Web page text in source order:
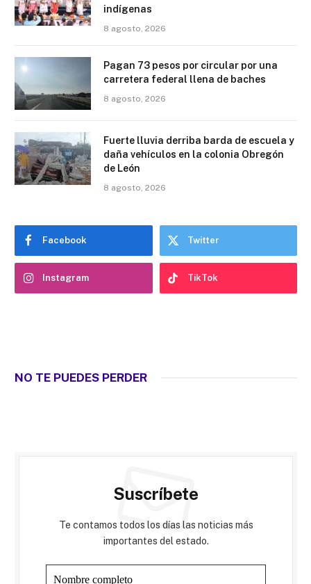
indígenas
8 agosto, 2026
Pagan 73 pesos por circular por una
carretera federal llena de baches
8 agosto, 2026
Fuerte lluvia derriba barda de escuela y
daña vehículos en la colonia Obregón
de León
8 agosto, 2026
Facebook Twitter
Instagram TikTok
NO TE PUEDES PERDER
Suscríbete
Te contamos todos los días las noticias más
importantes del estado.